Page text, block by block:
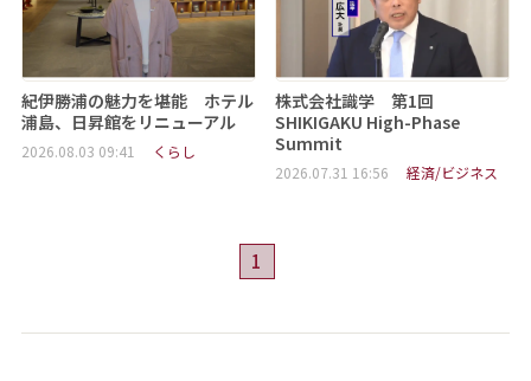
紀伊勝浦の魅力を堪能 ホテル
浦島、日昇館をリニューアル
2026.08.03 09:41 くらし
株式会社識学 第1回
SHIKIGAKU High-Phase
Summit
2026.07.31 16:56 経済/ビジネス
1